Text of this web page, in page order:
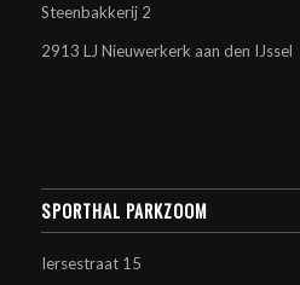
Steenbakkerij 2
2913 LJ Nieuwerkerk aan den IJssel
SPORTHAL PARKZOOM
Iersestraat 15